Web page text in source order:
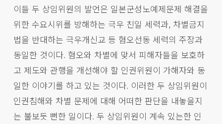
이들 두 상임위원의 발언은 일본군성노예제문제 해결을
위한 수요시위를 방해하는 극우 친일 세력과, 차별금지
법을 반대하는 극우개신교 등 혐오선동 세력의 주장과
동일한 것이다. 혐오와 차별에 맞서 피해자들을 보호하
고 제도와 관행을 개선해야 할 인권위원이 가해자와 동
일한 이야기를 하고 있는 것이다. 이러한 두 상임위원이
인권침해와 차별 문제에 대해 어떠한 판단을 내놓을지
는 불보듯 뻔한 일이다. 두 상임위원이 계속 있는한 인